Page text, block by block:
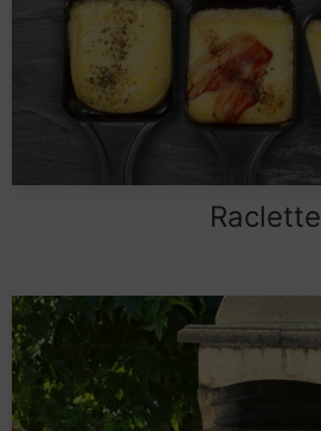
Raclette